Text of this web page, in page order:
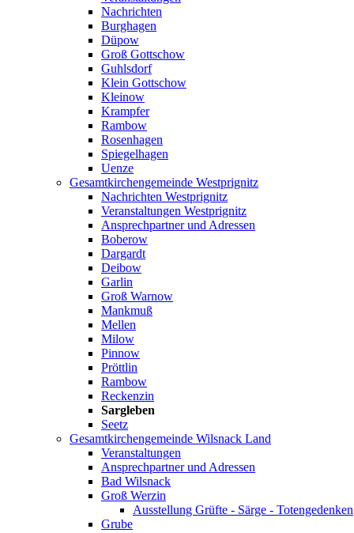
Nachrichten
Burghagen
Düpow
Groß Gottschow
Guhlsdorf
Klein Gottschow
Kleinow
Krampfer
Rambow
Rosenhagen
Spiegelhagen
Uenze
Gesamtkirchengemeinde Westprignitz
Nachrichten Westprignitz
Veranstaltungen Westprignitz
Ansprechpartner und Adressen
Boberow
Dargardt
Deibow
Garlin
Groß Warnow
Mankmuß
Mellen
Milow
Pinnow
Pröttlin
Rambow
Reckenzin
Sargleben
Seetz
Gesamtkirchengemeinde Wilsnack Land
Veranstaltungen
Ansprechpartner und Adressen
Bad Wilsnack
Groß Werzin
Ausstellung Grüfte - Särge - Totengedenken
Grube